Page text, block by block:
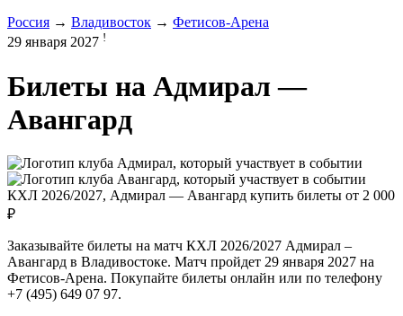
Россия → Владивосток → Фетисов-Арена
29 января 2027 !
Билеты на Адмирал —
Авангард
КХЛ 2026/2027, Адмирал — Авангард купить билеты от 2 000
₽
Заказывайте билеты на матч КХЛ 2026/2027 Адмирал –
Авангард в Владивостоке. Матч пройдет 29 января 2027 на
Фетисов-Арена. Покупайте билеты онлайн или по телефону
+7 (495) 649 07 97.